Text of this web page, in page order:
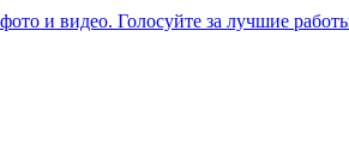
и видео. Голосуйте за лучшие